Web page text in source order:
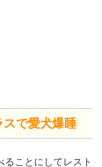
で愛犬爆睡
ことにしてレスト